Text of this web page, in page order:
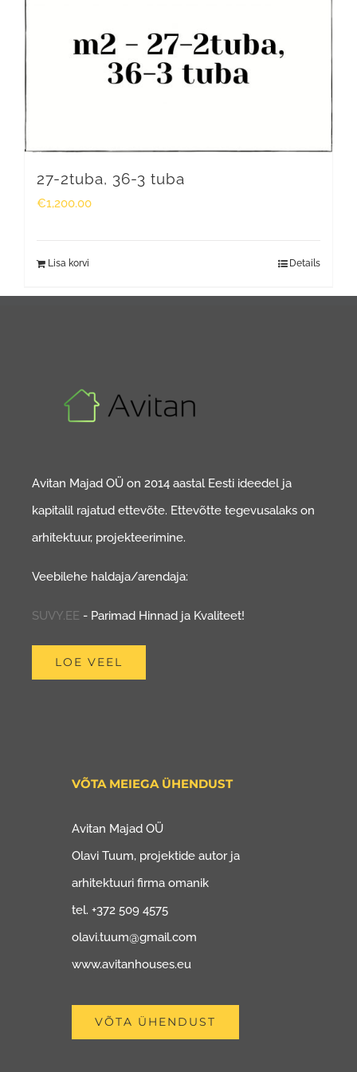
27-2tuba, 36-3 tuba
€1,200.00
Lisa korvi Details
Avitan Majad OÜ on 2014 aastal Eesti ideedel ja
kapitalil rajatud ettevõte. Ettevõtte tegevusalaks on
arhitektuur, projekteerimine.
Veebilehe haldaja/arendaja:
SUVY.EE - Parimad Hinnad ja Kvaliteet!
LOE VEEL
VÕTA MEIEGA ÜHENDUST
Avitan Majad OÜ
Olavi Tuum, projektide autor ja
arhitektuuri firma omanik
tel. +372 509 4575
olavi.tuum@gmail.com
www.avitanhouses.eu
VÕTA ÜHENDUST